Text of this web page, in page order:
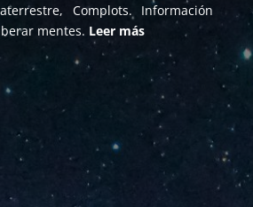
Complots. Información
mentes. Leer más